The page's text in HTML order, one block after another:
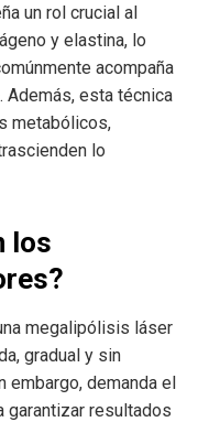
un rol crucial al
y elastina, lo
acompaña
Además, esta técnica
metabólicos,
lo
los
megalipólisis láser
gradual y sin
embargo, demanda el
garantizar resultados